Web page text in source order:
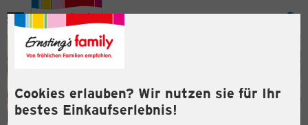
Cookies erlauben? Wir nutzen sie für Ihr
bestes Einkaufserlebnis!
Menü